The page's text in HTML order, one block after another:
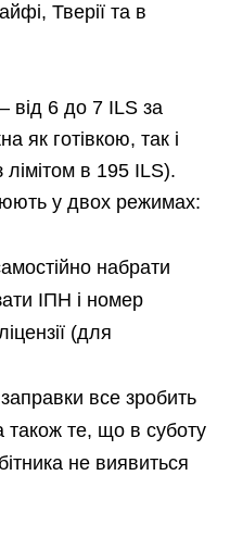
Тверії та в
від 6 до 7 ILS за
як готівкою, так і
в 195 ILS).
у двох режимах:
набрати
ІПН і номер
(для
все зробить
також те, що в суботу
не виявиться